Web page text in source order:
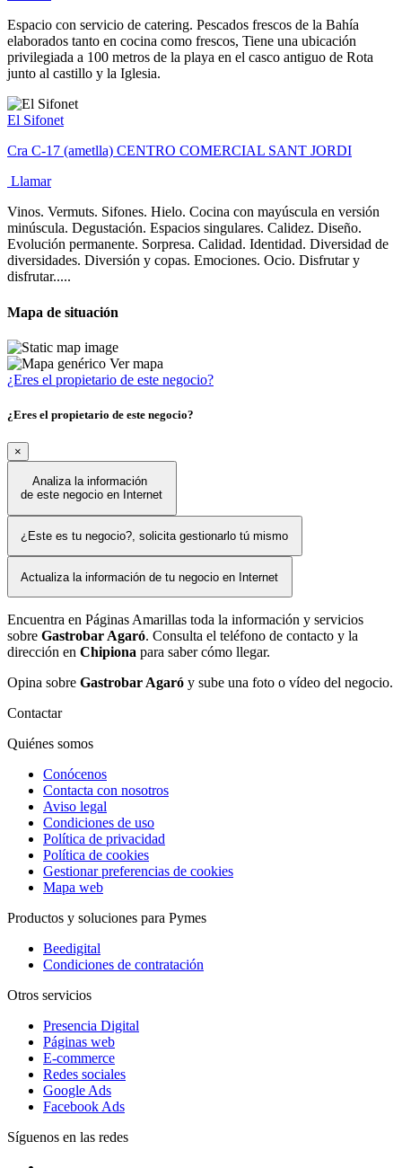
Espacio con servicio de catering. Pescados frescos de la Bahía
elaborados tanto en cocina como frescos, Tiene una ubicación
privilegiada a 100 metros de la playa en el casco antiguo de Rota
junto al castillo y la Iglesia.
El Sifonet
Cra C-17 (ametlla) CENTRO COMERCIAL SANT JORDI
Llamar
Vinos. Vermuts. Sifones. Hielo. Cocina con mayúscula en versión
minúscula. Degustación. Espacios singulares. Calidez. Diseño.
Evolución permanente. Sorpresa. Calidad. Identidad. Diversidad de
diversidades. Diversión y copas. Emociones. Ocio. Disfrutar y
disfrutar.....
Mapa de situación
Ver mapa
¿Eres el propietario de este negocio?
¿Eres el propietario de este negocio?
×
Analiza la información
de este negocio en Internet
¿Este es tu negocio?, solicita gestionarlo tú mismo
Actualiza la información de tu negocio en Internet
Encuentra en Páginas Amarillas toda la información y servicios
sobre Gastrobar Agaró. Consulta el teléfono de contacto y la
dirección en Chipiona para saber cómo llegar.
Opina sobre Gastrobar Agaró y sube una foto o vídeo del negocio.
Contactar
Quiénes somos
Conócenos
Contacta con nosotros
Aviso legal
Condiciones de uso
Política de privacidad
Política de cookies
Gestionar preferencias de cookies
Mapa web
Productos y soluciones para Pymes
Beedigital
Condiciones de contratación
Otros servicios
Presencia Digital
Páginas web
E-commerce
Redes sociales
Google Ads
Facebook Ads
Síguenos en las redes